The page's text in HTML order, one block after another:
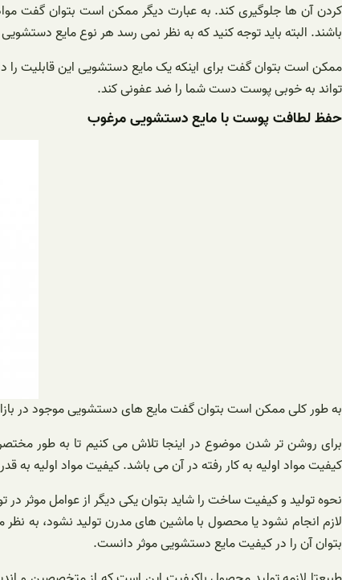
کردن آن ها جلوگیری کند. به عبارت دیگر ممکن است بتوان گفت
باشند. البته باید توجه کنید که به نظر نمی رسد هر نوع مایع
ممکن است بتوان گفت برای اینکه یک مایع دستشویی این قابلیت
تواند به خوبی پوست دست شما را ضد عفونی کند.
حفظ لطافت پوست با مایع دستشویی مرغوب
به طور کلی ممکن است بتوان گفت مایع های دستشویی موجود در
برای روشن تر شدن موضوع در اینجا تلاش می کنیم تا به طور
کیفیت مواد اولیه به کار رفته در آن می باشد. کیفیت مواد اولیه به
نحوه تولید و کیفیت ساخت را شاید بتوان یکی دیگر از عوامل موثر در
لازم انجام نشود یا محصول با ماشین های مدرن تولید نشود، به
بتوان آن را در کیفیت مایع دستشویی موثر دانست.